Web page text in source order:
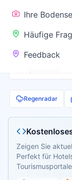
Ihre
Häufige
Feedback
Regenradar
Zeigen Sie
Perfekt für